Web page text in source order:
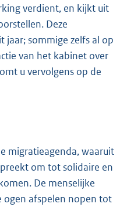
verdient, en kijkt uit
Deze
sommige zelfs al op
van het kabinet over
u vervolgens op de
migratieagenda, waaruit
om tot solidaire en
De menselijke
ogen afspelen nopen tot